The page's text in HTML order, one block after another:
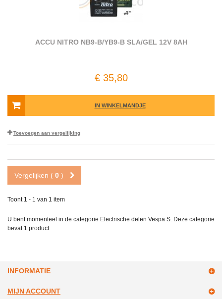
ACCU NITRO NB9-B/YB9-B SLA/GEL 12V 8AH
€ 35,80
IN WINKELMANDJE
Toevoegen aan vergelijking
Vergelijken ( 0 )
Toont 1 - 1 van 1 item
U bent momenteel in de categorie Electrische delen Vespa S. Deze categorie
bevat 1 product
INFORMATIE
MIJN ACCOUNT